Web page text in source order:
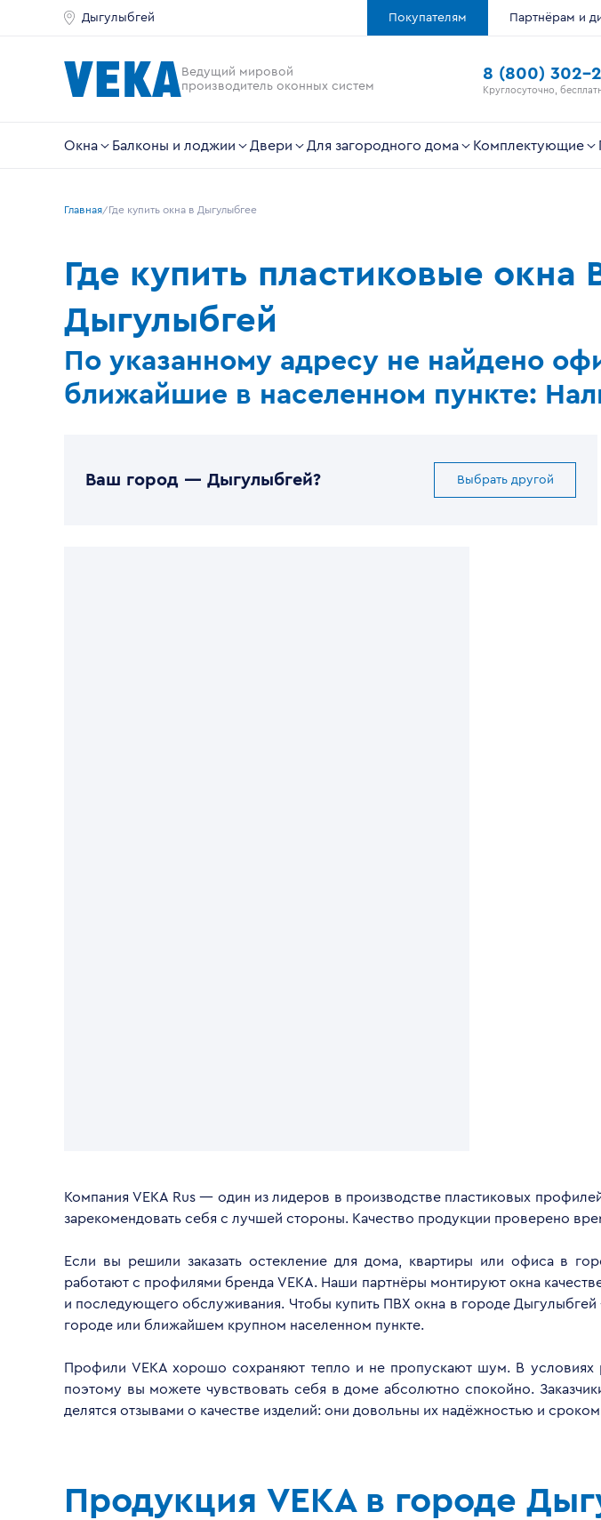
Дыгулыбгей Покупателям Партнёрам и
Ведущий мировой
производитель оконных систем
8 (800) 302-
Круглосуточно,
Окна Балконы и лоджии Двери Для загородного дома Комплектующие
Главная Где купить окна в Дыгулыбгеe
Где купить пластиковые окна
Дыгулыбгей
По указанному адресу не найдено
ближайшие в населенном пункте:
Ваш город — Дыгулыбгей? Выбрать другой
Компания VEKA Rus — один из лидеров в производстве пластиковых
зарекомендовать себя с лучшей стороны. Качество продукции проверено
Если вы решили заказать остекление для дома, квартиры или офиса в
работают с профилями бренда VEKA. Наши партнёры монтируют окна
и последующего обслуживания. Чтобы купить ПВХ окна в городе
городе или ближайшем крупном населенном пункте.
Профили VEKA хорошо сохраняют тепло и не пропускают шум. В условиях
поэтому вы можете чувствовать себя в доме абсолютно спокойно.
делятся отзывами о качестве изделий: они довольны их надёжностью и
Продукция VEKA в городе